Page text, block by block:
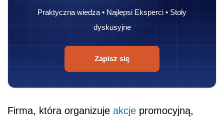
Praktyczna wiedza • Najlepsi Eksperci • Stoły
dyskusyjne
Zapisz się
Firma, która organizuje akcje promocyjną,